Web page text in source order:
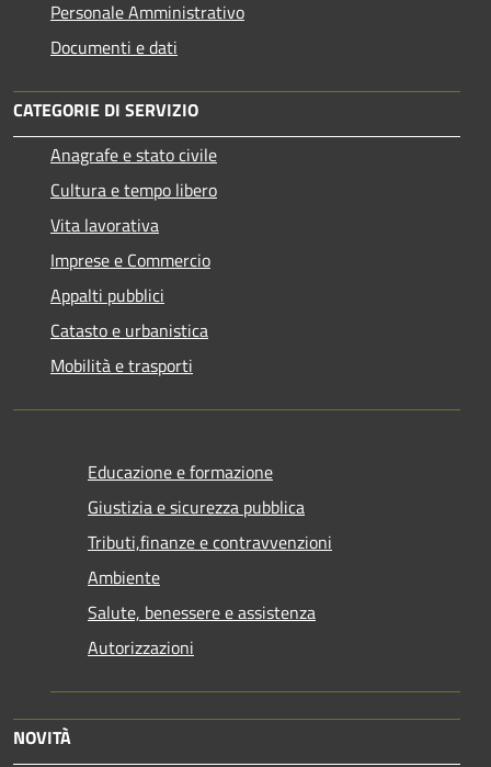
Personale Amministrativo
Documenti e dati
CATEGORIE DI SERVIZIO
Anagrafe e stato civile
Cultura e tempo libero
Vita lavorativa
Imprese e Commercio
Appalti pubblici
Catasto e urbanistica
Mobilità e trasporti
Educazione e formazione
Giustizia e sicurezza pubblica
Tributi,finanze e contravvenzioni
Ambiente
Salute, benessere e assistenza
Autorizzazioni
NOVITÀ